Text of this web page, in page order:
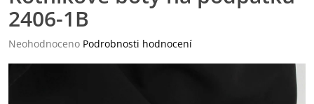
2406-1B
Průměrné
Neohodnoceno Podrobnosti hodnocení